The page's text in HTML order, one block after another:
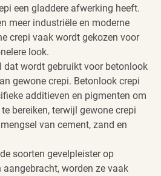
een gladdere afwerking heeft.
meer industriële en moderne
crepi vaak wordt gekozen voor
look.
dat wordt gebruikt voor betonlook
gewone crepi. Betonlook crepi
additieven en pigmenten om
bereiken, terwijl gewone crepi
van cement, zand en
soorten gevelpleister op
worden ze vaak